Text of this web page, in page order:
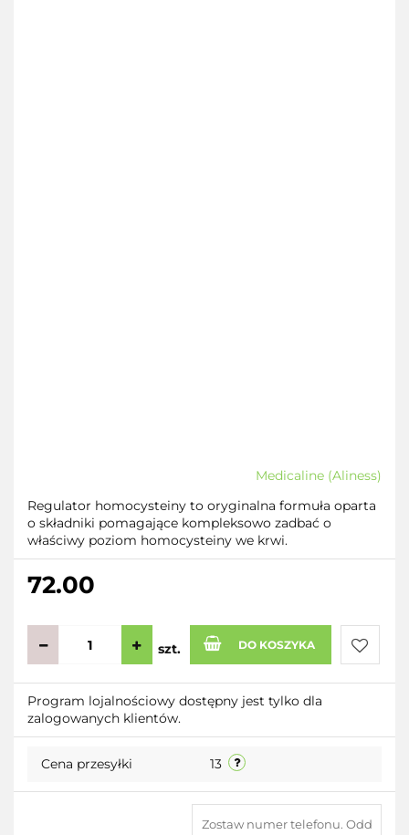
Medicaline (Aliness)
Regulator homocysteiny to oryginalna formuła oparta
o składniki pomagające kompleksowo zadbać o
właściwy poziom homocysteiny we krwi.
72.00
szt. DO KOSZYKA
Do
Program lojalnościowy dostępny jest tylko dla
zalogowanych klientów.
Cena przesyłki 13